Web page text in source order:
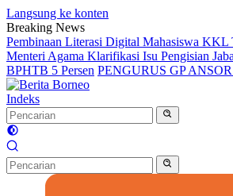
Langsung ke konten
Breaking News
Pembinaan Literasi Digital Mahasiswa
Menteri Agama Klarifikasi Isu Pengisian
BPHTB 5 Persen PENGURUS GP
Indeks